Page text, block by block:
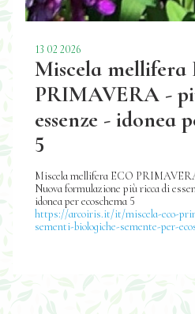
13 02 2026
Miscela mellifera
PRIMAVERA -
essenze - idonea
5
Miscela mellifera ECO
Nuova formulazione più ricca di
idonea per ecoschema 5
https://arcoiris.it/it/miscela-eco-
sementi-biologiche-semente-per-